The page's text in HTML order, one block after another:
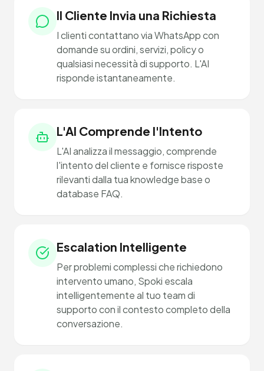
Il Cliente Invia una Richiesta
I clienti contattano via WhatsApp con
domande su ordini, servizi, policy o
qualsiasi necessità di supporto. L'AI
risponde istantaneamente.
L'AI Comprende l'Intento
L'AI analizza il messaggio, comprende
l'intento del cliente e fornisce risposte
rilevanti dalla tua knowledge base o
database FAQ.
Escalation Intelligente
Per problemi complessi che richiedono
intervento umano, Spoki escala
intelligentemente al tuo team di
supporto con il contesto completo della
conversazione.